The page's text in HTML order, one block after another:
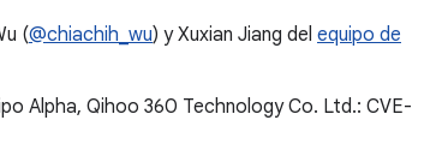
(@chiachih_wu) y Xuxian Jiang del equipo de
Alpha, Qihoo 360 Technology Co. Ltd.: CVE-